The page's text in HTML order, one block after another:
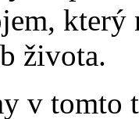
který
života.
v tomto